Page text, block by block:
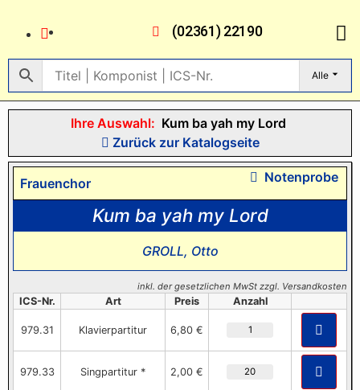
(02361) 22190
Alle
Ihre Auswahl: Kum ba yah my Lord
Zurück zur Katalogseite
Frauenchor Notenprobe
Kum ba yah my Lord
GROLL, Otto
inkl. der gesetzlichen MwSt zzgl. Versandkosten
ICS-Nr. Art Preis Anzahl
979.31 Klavierpartitur 6,80 €
979.33 Singpartitur * 2,00 €